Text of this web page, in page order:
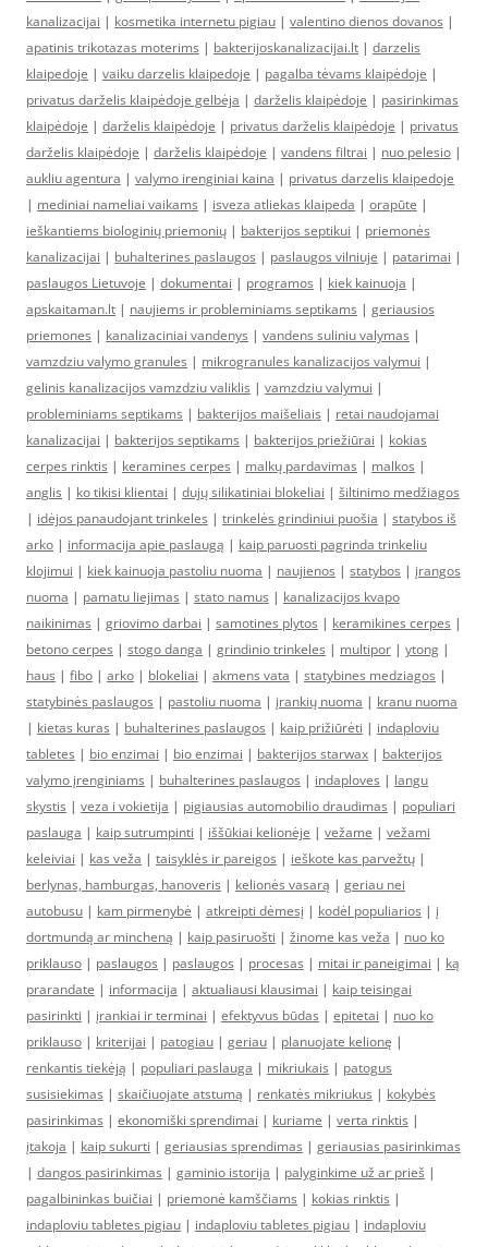
kanalizacijai | kosmetika internetu pigiau | valentino dienos dovanos |
apatinis trikotazas moterims | bakterijoskanalizacijai.lt | darzelis
klaipedoje | vaiku darzelis klaipedoje | pagalba tėvams klaipėdoje |
privatus darželis klaipėdoje gelbėja | darželis klaipėdoje | pasirinkimas
klaipėdoje | darželis klaipėdoje | privatus darželis klaipėdoje | privatus
darželis klaipėdoje | darželis klaipėdoje | vandens filtrai | nuo pelesio |
aukliu agentura | valymo irenginiai kaina | privatus darzelis klaipedoje
| mediniai nameliai vaikams | isveza atliekas klaipeda | orapūte |
ieškantiems biologinių priemonių | bakterijos septikui | priemonės
kanalizacijai | buhalterines paslaugos | paslaugos vilniuje | patarimai |
paslaugos Lietuvoje | dokumentai | programos | kiek kainuoja |
apskaitaman.lt | naujiems ir probleminiams septikams | geriausios
priemones | kanalizaciniai vandenys | vandens suliniu valymas |
vamzdziu valymo granules | mikrogranules kanalizacijos valymui |
gelinis kanalizacijos vamzdziu valiklis | vamzdziu valymui |
probleminiams septikams | bakterijos maišeliais | retai naudojamai
kanalizacijai | bakterijos septikams | bakterijos priežiūrai | kokias
cerpes rinktis | keramines cerpes | malkų pardavimas | malkos |
anglis | ko tikisi klientai | dujų silikatiniai blokeliai | šiltinimo medžiagos
| idėjos panaudojant trinkeles | trinkelės grindiniui puošia | statybos iš
arko | informacija apie paslaugą | kaip paruosti pagrinda trinkeliu
klojimui | kiek kainuoja pastoliu nuoma | naujienos | statybos | įrangos
nuoma | pamatu liejimas | stato namus | kanalizacijos kvapo
naikinimas | griovimo darbai | samotines plytos | keramikines cerpes |
betono cerpes | stogo danga | grindinio trinkeles | multipor | ytong |
haus | fibo | arko | blokeliai | akmens vata | statybines medziagos |
statybinės paslaugos | pastoliu nuoma | įrankių nuoma | kranu nuoma
| kietas kuras | buhalterines paslaugos | kaip prižiūrėti | indaploviu
tabletes | bio enzimai | bio enzimai | bakterijos starwax | bakterijos
valymo įrenginiams | buhalterines paslaugos | indaploves | langu
skystis | veza i vokietija | pigiausias automobilio draudimas | populiari
paslauga | kaip sutrumpinti | iššūkiai kelionėje | vežame | vežami
keleiviai | kas veža | taisyklės ir pareigos | ieškote kas parvežtų |
berlynas, hamburgas, hanoveris | kelionės vasarą | geriau nei
autobusu | kam pirmenybė | atkreipti dėmesį | kodėl populiarios | į
dortmundą ar mincheną | kaip pasiruošti | žinome kas veža | nuo ko
priklauso | paslaugos | paslaugos | procesas | mitai ir paneigimai | ką
prarandate | informacija | aktualiausi klausimai | kaip teisingai
pasirinkti | įrankiai ir terminai | efektyvus būdas | epitetai | nuo ko
priklauso | kriterijai | patogiau | geriau | planuojate kelionę |
renkantis tiekėją | populiari paslauga | mikriukais | patogus
susisiekimas | skaičiuojate atstumą | renkatės mikriukus | kokybės
pasirinkimas | ekonomiški sprendimai | kuriame | verta rinktis |
įtakoja | kaip sukurti | geriausias sprendimas | geriausias pasirinkimas
| dangos pasirinkimas | gaminio istorija | palyginkime už ar prieš |
pagalbininkas buičiai | priemonė kamščiams | kokias rinktis |
indaploviu tabletes pigiau | indaploviu tabletes pigiau | indaploviu